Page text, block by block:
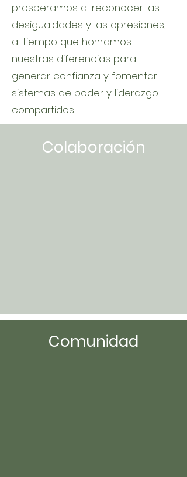
prosperamos al reconocer las
desigualdades y las opresiones,
al tiempo que honramos
nuestras diferencias para
generar confianza y fomentar
sistemas de poder y liderazgo
compartidos.
Colaboración
Comunidad